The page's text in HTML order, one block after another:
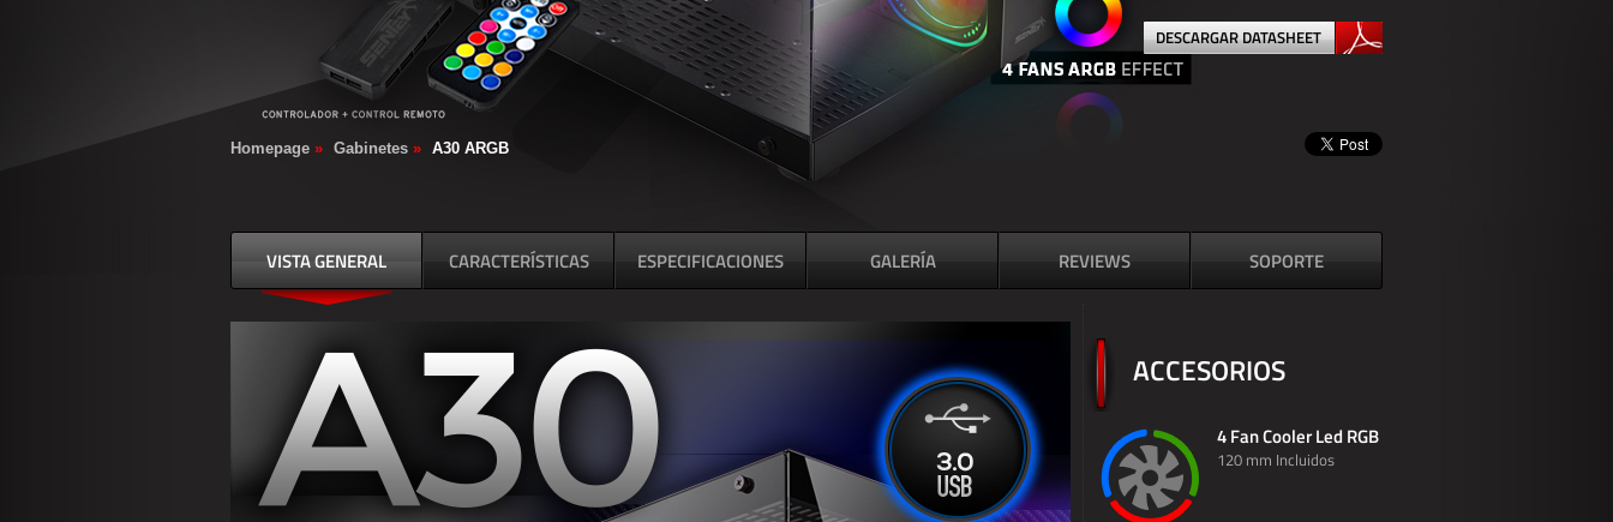
DESCARGAR DATASHEET
Homepage » Gabinetes » A30 ARGB
VISTA GENERAL CARACTERÍSTICAS ESPECIFICACIONES GALERÍA REVIEWS SOPORTE
ACCESORIOS
4 Fan Cooler Led RGB
120 mm Incluidos